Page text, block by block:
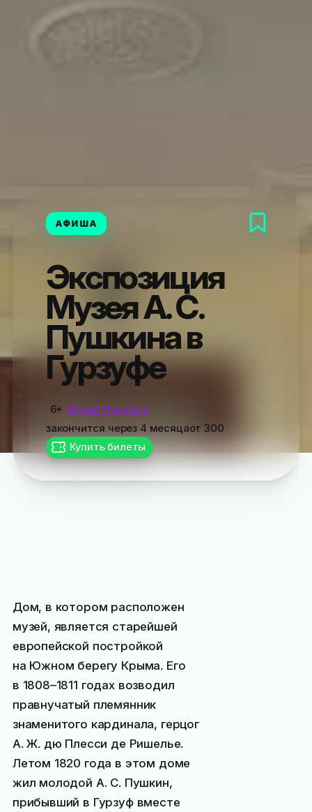
АФИША
Экспозиция
Музея А. С.
Пушкина в
Гурзуфе
6+ Музей Пушкина
закончится через 4 месяцаот300
Купить билеты
Дом, в котором расположен
музей, является старейшей
европейской постройкой
на Южном берегу Крыма. Его
в 1808–1811 годах возводил
правнучатый племянник
знаменитого кардинала, герцог
А. Ж. дю Плесси де Ришелье.
Летом 1820 года в этом доме
жил молодой А. С. Пушкин,
прибывший в Гурзуф вместе